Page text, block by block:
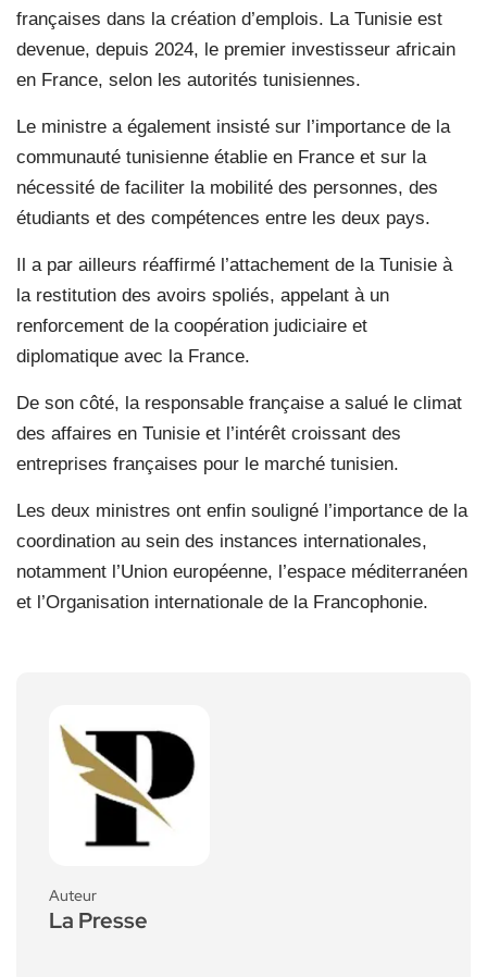
françaises dans la création d’emplois. La Tunisie est
devenue, depuis 2024, le premier investisseur africain
en France, selon les autorités tunisiennes.
Le ministre a également insisté sur l’importance de la
communauté tunisienne établie en France et sur la
nécessité de faciliter la mobilité des personnes, des
étudiants et des compétences entre les deux pays.
Il a par ailleurs réaffirmé l’attachement de la Tunisie à
la restitution des avoirs spoliés, appelant à un
renforcement de la coopération judiciaire et
diplomatique avec la France.
De son côté, la responsable française a salué le climat
des affaires en Tunisie et l’intérêt croissant des
entreprises françaises pour le marché tunisien.
Les deux ministres ont enfin souligné l’importance de la
coordination au sein des instances internationales,
notamment l’Union européenne, l’espace méditerranéen
et l’Organisation internationale de la Francophonie.
Auteur
La Presse